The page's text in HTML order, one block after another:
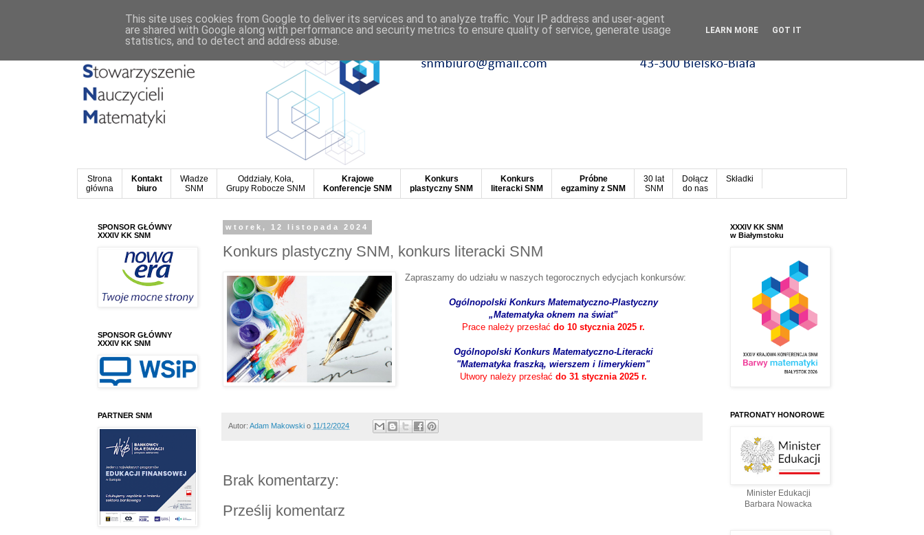
Strona
główna
Kontakt
biuro
Władze
SNM
Oddziały, Koła,
Grupy Robocze SNM
Krajowe
Konferencje SNM
Konkurs
plastyczny SNM
Konkurs
literacki SNM
Próbne
egzaminy z SNM
30 lat
SNM
Dołącz
do nas
Składki
wtorek, 12 listopada 2024
Konkurs plastyczny SNM, konkurs literacki SNM
Zapraszamy do udziału w naszych tegorocznych edycjach konkursów:
Ogólnopolski Konkurs Matematyczno-Plastyczny
„Matematyka oknem na świat”
Prace należy przesłać do 10 stycznia 2025 r.
Ogólnopolski Konkurs Matematyczno-Literacki
"Matematyka fraszką, wierszem i limerykiem"
Utwory należy przesłać do 31 stycznia 2025 r.
Autor: Adam Makowski o 11/12/2024
Brak komentarzy:
Prześlij komentarz
SPONSOR GŁÓWNY
XXXIV KK SNM
SPONSOR GŁÓWNY
XXXIV KK SNM
PARTNER SNM
XXXIV KK SNM
w Białymstoku
PATRONATY HONOROWE
Minister Edukacji
Barbara Nowacka
This site uses cookies from Google to deliver its services and to analyze traffic. Your IP address and user-agent
are shared with Google along with performance and security metrics to ensure quality of service, generate usage
statistics, and to detect and address abuse.
LEARN MORE GOT IT